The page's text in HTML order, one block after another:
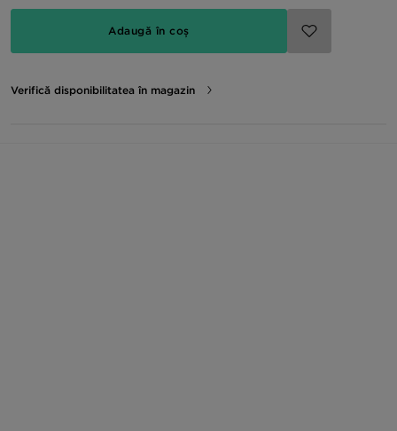
Adaugă în coș
Verifică disponibilitatea în magazin